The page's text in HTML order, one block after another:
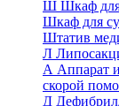
Ш Шкаф для
Шкаф для
Штатив
Л
А Аппарат
скорой
Д